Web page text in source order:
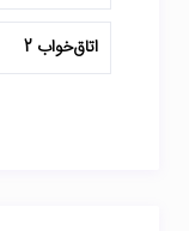
اتاق‌خواب 2